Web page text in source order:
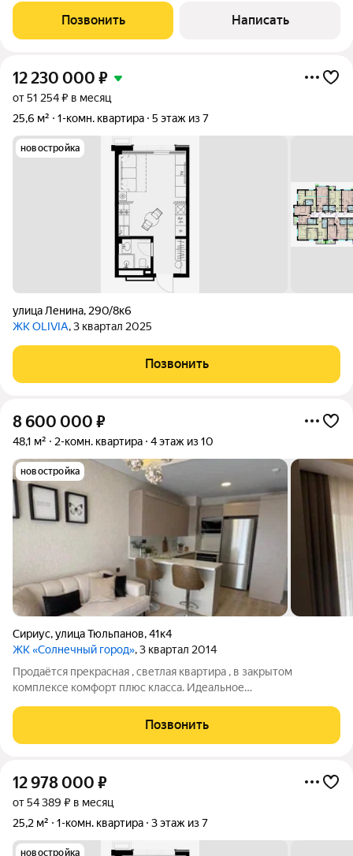
Residence, эта современная двухкомнатная квартира идеально
подойдет для тех, кто ценит комфорт, стиль и
Позвонить Написать
12 230 000 ₽
от 51 254 ₽ в месяц
25,6 м²
1-комн. квартира 5 этаж из 7
новостройка
улица Ленина, 290/8к6
ЖК OLIVIA, 3 квартал 2025
Позвонить
8 600 000 ₽
48,1 м² 2-комн. квартира 4 этаж из 10
новостройка
Сириус,улица Тюльпанов,41к4
ЖК «Солнечный город», 3 квартал 2014
Продаётся прекрасная , светлая квартира , в закрытом
комплексе комфорт плюс класса. Идеальное
постоянного проживания , так же покупку этой квартиры
можно рассмотреть для сдачи как отдыхающим так и
Позвонить
12 978 000 ₽
от 54 389 ₽ в месяц
25,2 м²
1-комн. квартира 3 этаж из 7
новостройка